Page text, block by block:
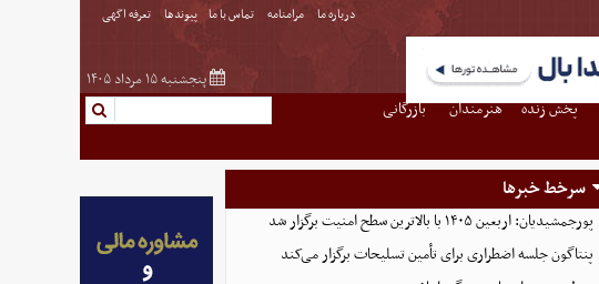
درباره ما مرامنامه تماس با ما پیوندها تعرفه اگهی
پنجشنبه ۱۵ مرداد ۱۴۰۵
پخش زنده هنرمندان
بازرگانی
سرخط خبرها
پورجمشیدیان: اربعین ۱۴۰۵ با بالاترین سطح امنیت برگزار شد
پنتاگون جلسه اضطراری برای تأمین تسلیحات برگزار می‌کند